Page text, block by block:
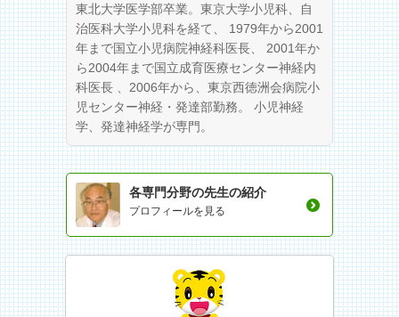
東北大学医学部卒業。東京大学小児科、自
治医科大学小児科を経て、 1979年から2001
年まで国立小児病院神経科医長、 2001年か
ら2004年まで国立成育医療センター神経内
科医長 、2006年から、東京西徳洲会病院小
児センター神経・発達部勤務。 小児神経
学、発達神経学が専門。
各専門分野の先生の紹介
プロフィールを見る